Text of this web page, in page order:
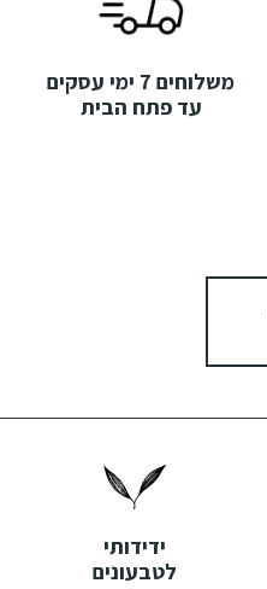
משלוחים 7 ימי עסקים
עד פתח הבית
ידידותי
לטבעונים